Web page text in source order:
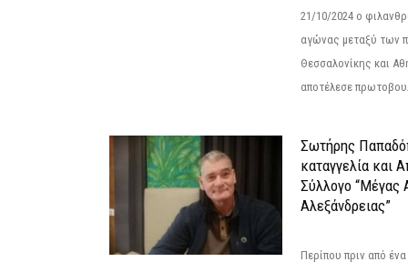
21/10/2024 ο
αγώνας μεταξύ των
Θεσσαλονίκης και
αποτέλεσε
Σωτήρης
καταγγελία και
Σύλλογο “Μέγας
Αλεξάνδρειας”
Περίπου πριν από